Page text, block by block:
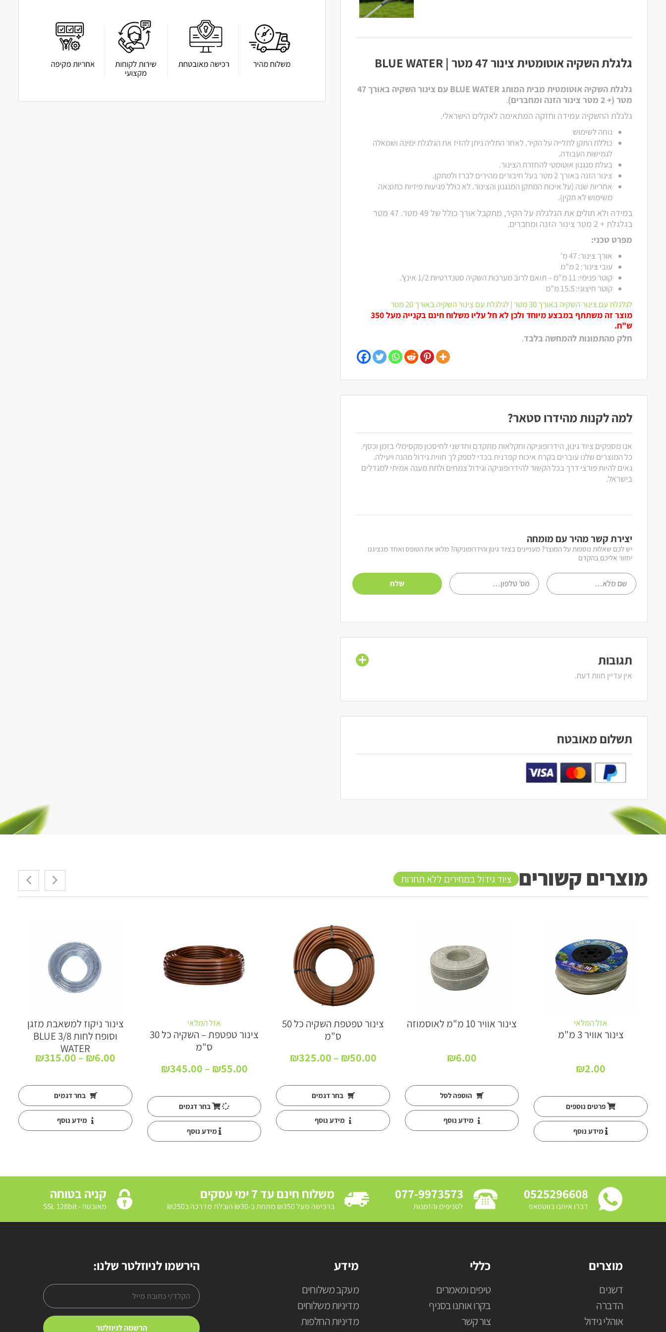
גלגלת השקיה אוטומטית צינור 47 מטר | BLUE WATER
גלגלת השקיה אוטומטית מבית המותג BLUE WATER עם צינור השקיה באורך 47
מטר (+ 2 מטר צינור הזנה ומחברים)
.
גלגלת ההשקיה עמידה וחזקה המתאימה לאקלים הישראלי.
נוחה לשימוש
כוללת התקן לתלייה על הקיר. לאחר התליה ניתן להזיז את הגלגלת ימינה ושמאלה
לגמישות העבודה.
בעלת מנגנון אוטומטי להחזרת הצינור.
צינור הזנה באורך 2 מטר בעל חיבורים מהירים לברז ולמתקן.
אחריות שנה (על איכות המתקן המנגנון והצינור. לא כולל פגיעות פיזיות כתוצאה
משימוש לא תקין).
במידה ולא תולים את הגלגלת על הקיר, מתקבל אורך כולל של 49 מטר. 47 מטר
בגלגלת + 2 מטר צינור הזנה ומחברים.
מפרט טכני:
אורך צינור: 47 מ'
עובי צינור: 2 מ"מ
קוטר פנימי: 11 מ"מ – תואם לרוב מערכות השקיה סטנדרטיות 1/2 אינץ'.
קוטר חיצוני: 15.5 מ"מ
לגלגלת עם צינור השקיה באורך 30 מטר
|לגלגלת עם צינור השקיה באורך 20 מטר
מוצר זה משתתף במבצע מיוחד ולכן לא חל עליו משלוח חינם בקנייה מעל 350
ש"ח.
חלק מהתמונות להמחשה בלבד.
למה לקנות מהידרו סטאר?
אנו מספקים ציוד גינון, הידרופוניקה וחקלאות מתקדם וחדשני לחיסכון מקסימלי בזמן וכסף.
כל המוצרים שלנו עוברים בקרת איכות קפדנית בכדי לספק לך חווית גידול מהנה ויעילה.
גאים להיות פורצי דרך בכל הקשור להידרופוניקה וגידול צמחים ולתת מענה אמיתי למגדלים
בישראל.
יצירת קשר מהיר עם מומחה
יש לכם שאלות נוספות על המוצר? מעניינים בציוד גינון והידרופוניקה? מלאו את הטופס ואחד מנציגנו
יחזור אליכם בהקדם
תגובות
אין עדיין חוות דעת.
תשלום מאובטח
מוצרים קשורים ציוד גידול במחירים ללא תחרות
אזל המלאי
צינור אוויר 3 מ"מ
₪2.00
פרטים נוספים
מידע נוסף
צינור אוויר 10 מ"מ לאוסמוזה
₪6.00
הוספה לסל
מידע נוסף
צינור טפטפת השקיה כל 50
ס"מ
₪50.00
–
₪325.00
עד בחר דגמים
מידע נוסף
אזל המלאי
צינור טפטפת – השקיה כל 30
ס"מ
₪55.00
–
₪345.00
⁦₪55.00⁩
עד בחר דגמים
מידע נוסף
צינור ניקוז למשאבת מזגן
וסופח לחות 3/8 BLUE
WATER
₪6.00
–
₪315.00
עד בחר דגמים
מידע נוסף
0525296608
דברו איתנו בווטסאפ
077-9973573
לסניפים והזמנות
משלוח חינם עד 7 ימי עסקים
ברכישה מעל ₪350 מתחת ב-₪30 הובלת מדרכה ב₪250
קניה בטוחה
מאובטח - SSL 128bit
מוצרים
דשנים
הדברה
אוהלי גידול
כללי
טיפים ומאמרים
בקרו אותנו בסניף
צור קשר
מידע
מעקב משלוחים
מדיניות משלוחים
מדיניות החלפות
הירשמו לניוזלטר שלנו: